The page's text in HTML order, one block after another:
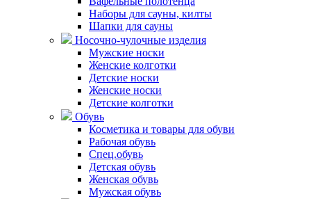
Наборы для сауны, килты
Шапки для сауны
Носочно-чулочные изделия
Мужские носки
Женские колготки
Детские носки
Женские носки
Детские колготки
Обувь
Косметика и товары для обуви
Рабочая обувь
Спец.обувь
Детская обувь
Женская обувь
Мужская обувь